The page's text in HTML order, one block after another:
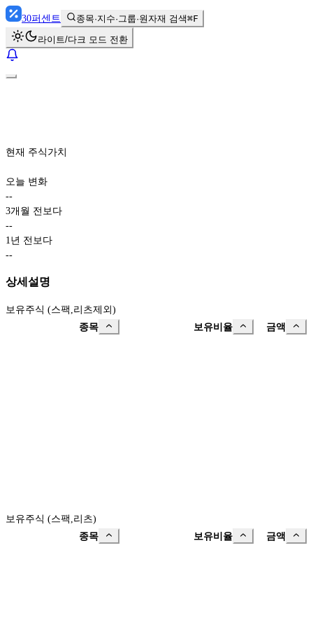
30퍼센트 종목·지수·그룹·원자재 검색⌘F
라이트/다크 모드 전환
현재 주식가치
오늘 변화
--
3개월 전보다
--
1년 전보다
--
상세설명
보유주식 (스팩,리츠제외)
종목
보유비율 금액
보유주식 (스팩,리츠)
종목
보유비율 금액